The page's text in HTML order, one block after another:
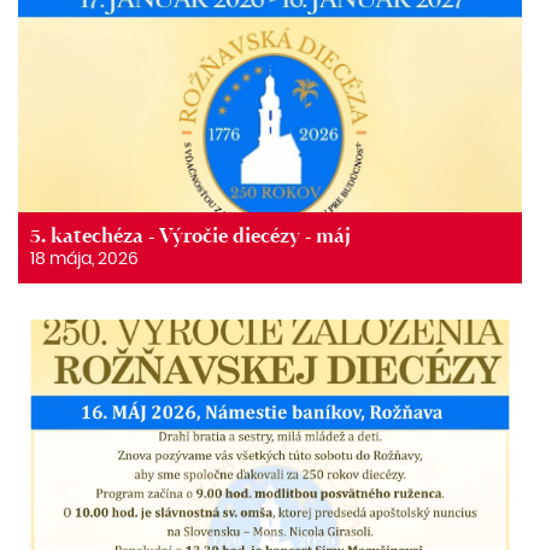
5. katechéza - Výročie diecézy - máj
18 mája, 2026